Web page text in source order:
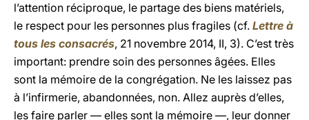
l’attention réciproque, le partage des biens matériels,
le respect pour les personnes plus fragiles (cf. Lettre à
tous les consacrés, 21 novembre 2014, II, 3). C’est très
important: prendre soin des personnes âgées. Elles
sont la mémoire de la congrégation. Ne les laissez pas
à l’infirmerie, abandonnées, non. Allez auprès d’elles,
les faire parler — elles sont la mémoire —, leur donner